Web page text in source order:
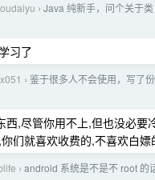
› Java 纯新手，问个关于类
习了
› 鉴于很多人不会使用，写了份
西,尽管你用不上,但也没必要
们就喜欢收费的,不喜欢白嫖
› android 系统是不是不 root 的